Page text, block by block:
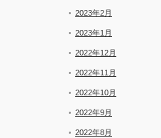
2023年2月
2023年1月
2022年12月
2022年11月
2022年10月
2022年9月
2022年8月